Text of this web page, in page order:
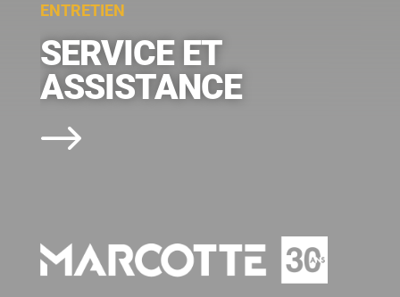
ENTRETIEN
SERVICE ET
ASSISTANCE
$